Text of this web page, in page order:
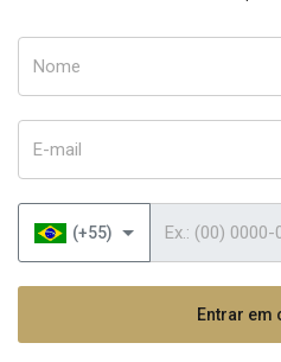
(+55)
Entrar em